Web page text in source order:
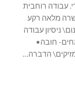
עבודה רוחבית
מלאה רקע
ניסיון עבודה
חובה•
הדברה…